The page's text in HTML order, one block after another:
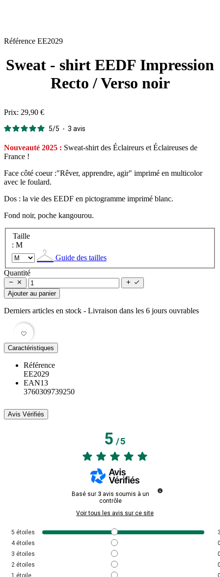
Référence EE2029
Sweat - shirt EEDF Impression
Recto / Verso noir
Prix: 29,90 €
5/5 - 3 avis
Nouveauté 2025 : Sweat-shirt des Éclaireurs et Éclaireuses de
France !
Face côté coeur :"Rêver, apprendre, agir" imprimé en multicolor
avec le foulard.
Dos : la vie des EEDF en pictogramme imprimé blanc.
Fond noir, poche kangourou.
Taille
: M
Guide des tailles
Quantité
   
Ajouter au panier
Derniers articles en stock - Livraison dans les 6 jours ouvrables
favorite_border
Caractéristiques
Référence
EE2029
EAN13
3760309739250
Avis Vérifiés
5/5
Basé sur 3 avis soumis à un
contrôle
Voir tous les avis sur ce site
5 étoiles
4 étoiles
3 étoiles
2 étoiles
1 étoile